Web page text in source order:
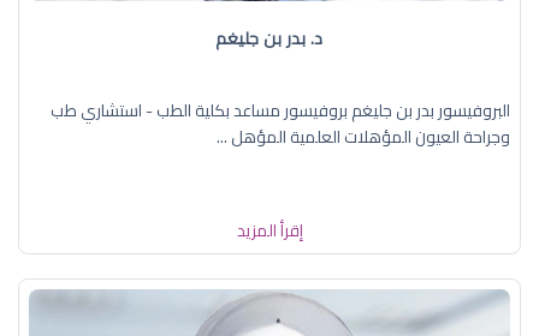
د. بدر بن جليغم
البروفيسور بدر بن جليغم بروفيسور مساعد بكلية الطب - استشاري طب
وجراحة العيون المؤهلات العلمية المؤهل ...
إقرأ المزيد